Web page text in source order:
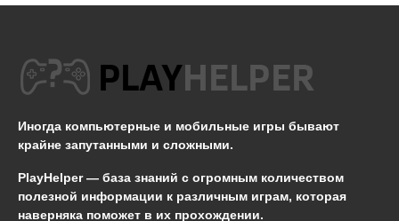
Иногда компьютерные и мобильные игры бывают
крайне запутанными и сложными.
PlayHelper — база знаний с огромным количеством
полезной информации к различным играм, которая
наверняка поможет в их прохождении.